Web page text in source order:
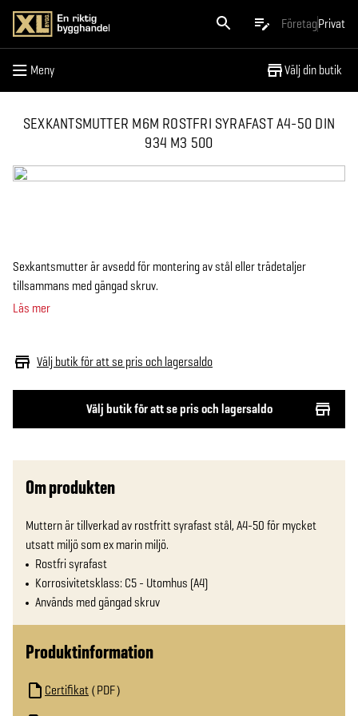
FöretagPrivat
Meny Välj din butik
Meny
SEXKANTSMUTTER M6M ROSTFRI SYRAFAST A4-50 DIN
934 M3 500
Välj butik för att se pris och lagersaldo
Välj butik för att se pris och lagersaldo
Sexkantsmutter är avsedd för montering av stål eller trädetaljer
tillsammans med gängad skruv.
Läs mer
Om produkten
Muttern är tillverkad av rostfritt syrafast stål, A4-50 för mycket
utsatt miljö som ex marin miljö.
Rostfri syrafast
Korrosivitetsklass: C5 - Utomhus (A4)
Används med gängad skruv
Produktinformation
Certifikat PDF